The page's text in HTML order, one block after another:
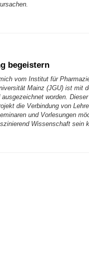
begeistern
vom Institut für
Mainz (JGU) ist mit
worden.
die Verbindung von
und Vorlesungen
Wissenschaft sein